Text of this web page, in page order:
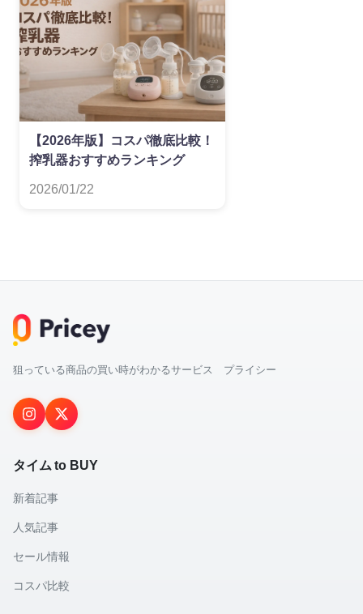
【2026年版】コスパ徹底比較！
搾乳器おすすめランキング
2026/01/22
狙っている商品の買い時がわかるサービス プライシー
タイム to BUY
新着記事
人気記事
セール情報
コスパ比較